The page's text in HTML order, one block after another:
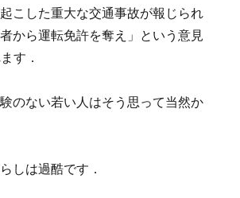
こした重大な交通事故が報じられ
から運転免許を奪え」という意見
す．
のない若い人はそう思って当然か
しは過酷です．